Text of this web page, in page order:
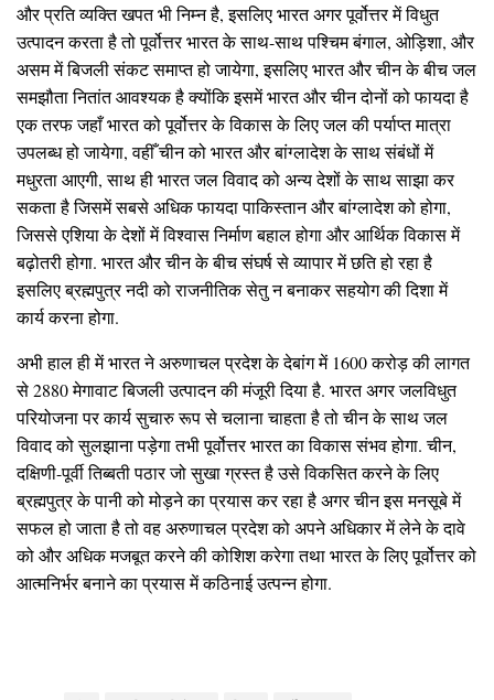
और प्रति व्यक्ति खपत भी निम्न है, इसलिए भारत अगर पूर्वोत्तर में विधुत
उत्पादन करता है तो पूर्वोत्तर भारत के साथ-साथ पश्चिम बंगाल, ओड़िशा, और
असम में बिजली संकट समाप्त हो जायेगा, इसलिए भारत और चीन के बीच जल
समझौता नितांत आवश्यक है क्योंकि इसमें भारत और चीन दोनों को फायदा है
एक तरफ जहाँ भारत को पूर्वोत्तर के विकास के लिए जल की पर्याप्त मात्रा
उपलब्ध हो जायेगा, वहीँ चीन को भारत और बांग्लादेश के साथ संबंधों में
मधुरता आएगी, साथ ही भारत जल विवाद को अन्य देशों के साथ साझा कर
सकता है जिसमें सबसे अधिक फायदा पाकिस्तान और बांग्लादेश को होगा,
जिससे एशिया के देशों में विश्वास निर्माण बहाल होगा और आर्थिक विकास में
बढ़ोतरी होगा. भारत और चीन के बीच संघर्ष से व्यापार में छति हो रहा है
इसलिए ब्रह्मपुत्र नदी को राजनीतिक सेतु न बनाकर सहयोग की दिशा में
कार्य करना होगा.
अभी हाल ही में भारत ने अरुणाचल प्रदेश के देबांग में 1600 करोड़ की लागत
से 2880 मेगावाट बिजली उत्पादन की मंजूरी दिया है. भारत अगर जलविधुत
परियोजना पर कार्य सुचारु रूप से चलाना चाहता है तो चीन के साथ जल
विवाद को सुलझाना पड़ेगा तभी पूर्वोत्तर भारत का विकास संभव होगा. चीन,
दक्षिणी-पूर्वी तिब्बती पठार जो सुखा ग्रस्त है उसे विकसित करने के लिए
ब्रह्मपुत्र के पानी को मोड़ने का प्रयास कर रहा है अगर चीन इस मनसूबे में
सफल हो जाता है तो वह अरुणाचल प्रदेश को अपने अधिकार में लेने के दावे
को और अधिक मजबूत करने की कोशिश करेगा तथा भारत के लिए पूर्वोत्तर को
आत्मनिर्भर बनाने का प्रयास में कठिनाई उत्पन्न होगा.